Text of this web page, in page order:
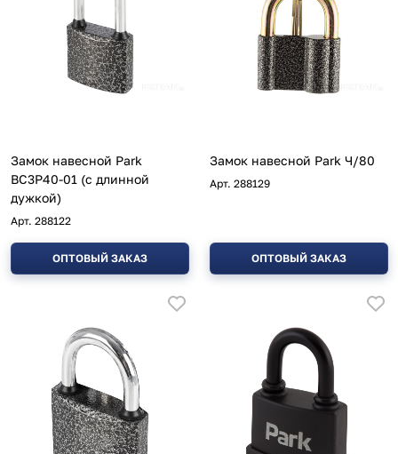
Замок навесной Park
ВС3Р40-01 (с длинной
дужкой)
Арт. 288122
ОПТОВЫЙ ЗАКАЗ
Замок навесной Park Ч/80
Арт. 288129
ОПТОВЫЙ ЗАКАЗ